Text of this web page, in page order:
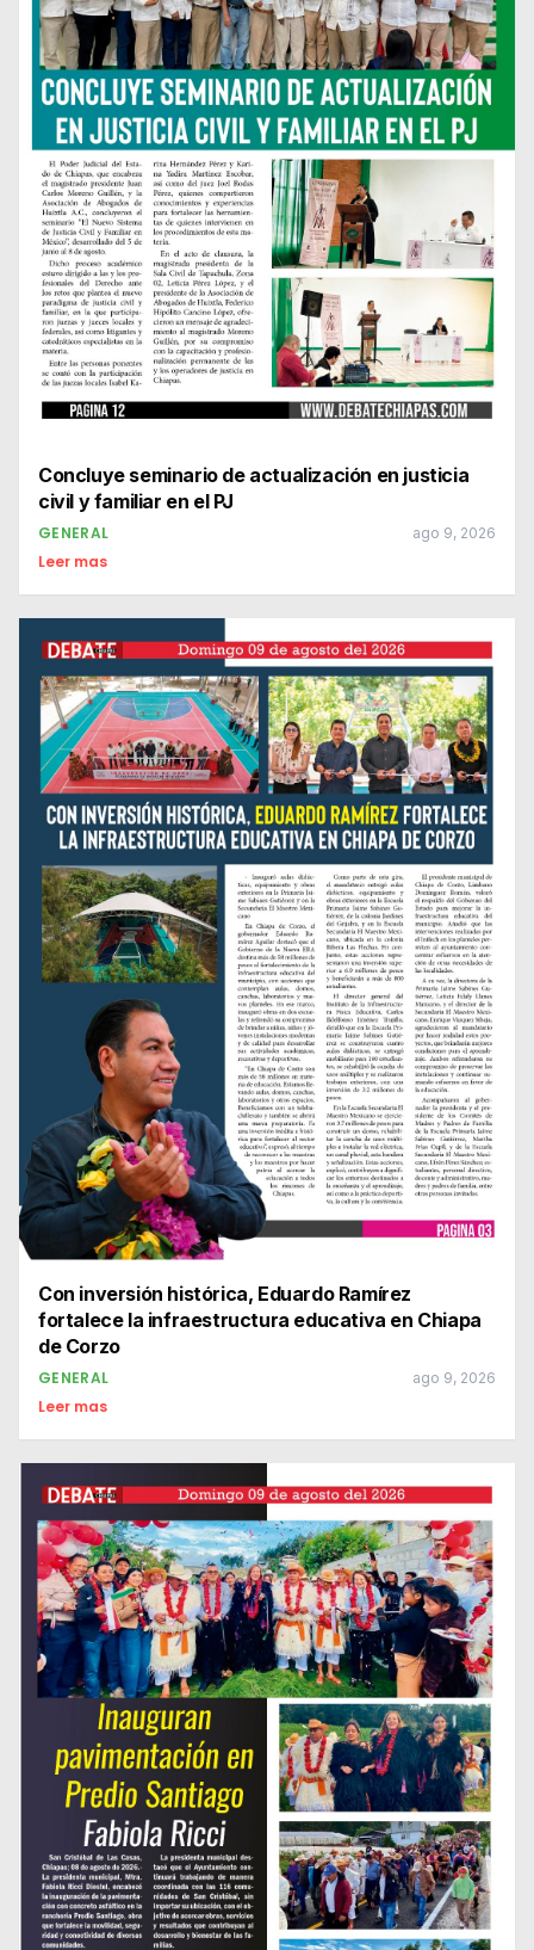
Concluye seminario de actualización en justicia
civil y familiar en el PJ
GENERAL ago 9, 2026
Leer mas
Con inversión histórica, Eduardo Ramírez
fortalece la infraestructura educativa en Chiapa
de Corzo
GENERAL ago 9, 2026
Leer mas